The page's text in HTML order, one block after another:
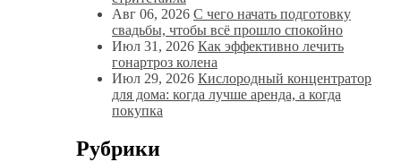
Авг 06, 2026 С чего начать подготовку
свадьбы, чтобы всё прошло спокойно
Июл 31, 2026 Как эффективно лечить
гонартроз колена
Июл 29, 2026 Кислородный концентратор
для дома: когда лучше аренда, а когда
покупка
Рубрики